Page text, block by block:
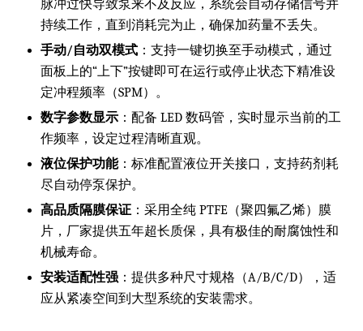
脉冲过快导致泵来不及反应，系统会自动存储信号并
持续工作，直到消耗完为止，确保加药量不丢失。
手动/自动双模式 ：支持一键切换至手动模式，通过
面板上的“上下”按键即可在运行或停止状态下精准设
定冲程频率（SPM）。
数字参数显示 ：配备 LED 数码管，实时显示当前的工
作频率，设定过程清晰直观。
液位保护功能：标准配置液位开关接口，支持药剂耗
尽自动停泵保护。
高品质隔膜保证 ：采用全纯 PTFE（聚四氟乙烯）膜
片，厂家提供五年超长质保，具有极佳的耐腐蚀性和
机械寿命。
安装适配性强 ：提供多种尺寸规格（A/B/C/D），适
应从紧凑空间到大型系统的安装需求。